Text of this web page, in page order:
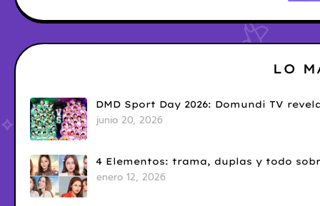
LO
DMD Sport Day 2026: Domundi TV
junio 20, 2026
4 Elementos: trama, duplas y todo
enero 12, 2026